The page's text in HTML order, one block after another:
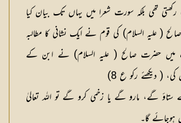
رکھتی تھی بلکہ سورت شعرا میں یہاں تک بیان کیا
( علیہ السلام) کی قوم نے ایک نشانی کا مطالبہ
حضرت صالح ( علیہ السلام) نے ابن کے
( دیکھئے رکو ع 8)
ستاؤ گے، مارو گے یا زخمی کرو گے تو اللہ تعالیٰ
ہوجائے گا۔